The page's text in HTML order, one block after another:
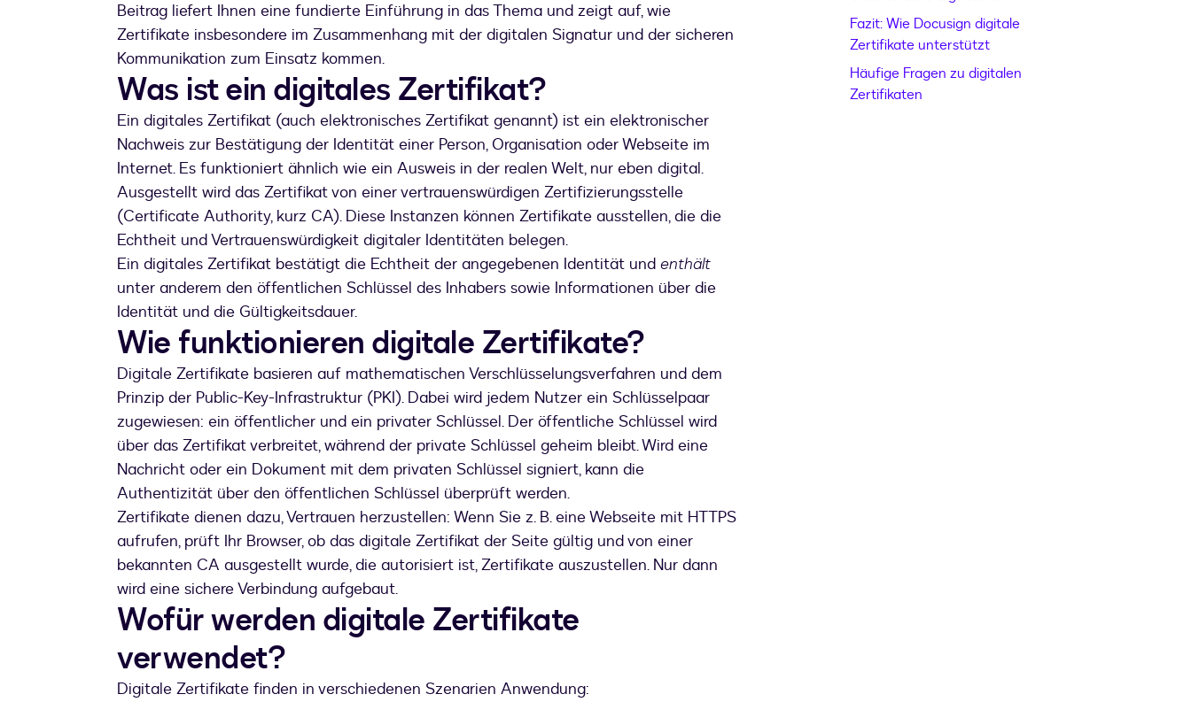
Beitrag liefert Ihnen eine fundierte Einführung in das Thema und zeigt auf, wie
Zertifikate insbesondere im Zusammenhang mit der digitalen Signatur und der sicheren
Kommunikation zum Einsatz kommen.
Was ist ein digitales Zertifikat?
Ein digitales Zertifikat (auch elektronisches Zertifikat genannt) ist ein elektronischer
Nachweis zur Bestätigung der Identität einer Person, Organisation oder Webseite im
Internet. Es funktioniert ähnlich wie ein Ausweis in der realen Welt, nur eben digital.
Ausgestellt wird das Zertifikat von einer vertrauenswürdigen Zertifizierungsstelle
(Certificate Authority, kurz CA). Diese Instanzen können Zertifikate ausstellen, die die
Echtheit und Vertrauenswürdigkeit digitaler Identitäten belegen.
Ein digitales Zertifikat bestätigt die Echtheit der angegebenen Identität und enthält
unter anderem den öffentlichen Schlüssel des Inhabers sowie Informationen über die
Identität und die Gültigkeitsdauer.
Wie funktionieren digitale Zertifikate?
Digitale Zertifikate basieren auf mathematischen Verschlüsselungsverfahren und dem
Prinzip der Public-Key-Infrastruktur (PKI). Dabei wird jedem Nutzer ein Schlüsselpaar
zugewiesen: ein öffentlicher und ein privater Schlüssel. Der öffentliche Schlüssel wird
über das Zertifikat verbreitet, während der private Schlüssel geheim bleibt. Wird eine
Nachricht oder ein Dokument mit dem privaten Schlüssel signiert, kann die
Authentizität über den öffentlichen Schlüssel überprüft werden.
Zertifikate dienen dazu, Vertrauen herzustellen: Wenn Sie z. B. eine Webseite mit HTTPS
aufrufen, prüft Ihr Browser, ob das digitale Zertifikat der Seite gültig und von einer
bekannten CA ausgestellt wurde, die autorisiert ist, Zertifikate auszustellen. Nur dann
wird eine sichere Verbindung aufgebaut.
Wofür werden digitale Zertifikate
verwendet?
Digitale Zertifikate finden in verschiedenen Szenarien Anwendung:
Fazit: Wie Docusign digitale
Zertifikate unterstützt
Häufige Fragen zu digitalen
Zertifikaten